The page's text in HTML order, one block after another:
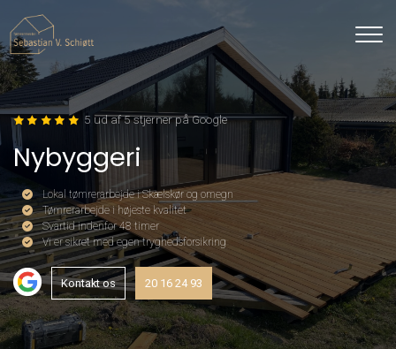
til
hovedindhold
5 ud af 5 stjerner på Google
Nybyggeri
Lokal tømrerarbejde i Skælskør og omegn
Tømrerarbejde i højeste kvalitet
Svartid indenfor 48 timer
Vi er sikret med egen tryghedsforsikring
Kontakt os 20 16 24 93